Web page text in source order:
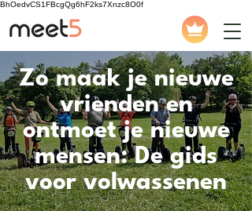
BhOedvCS1FBcgQg6hF2ks7Xnzc8O0f
Zo maak je nieuwe
vrienden en
ontmoet je nieuwe
mensen: De gids
voor volwassenen